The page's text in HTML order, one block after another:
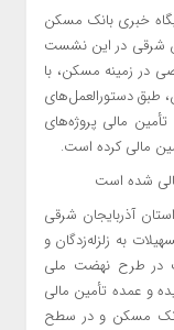
خبری بانک مسکن
شرقی در این نشست
در زمینه مسکن، با
طبق دستورالعمل‌های
تأمین مالی پروژه‌های
مالی کرده است.
شده است
آذربایجان شرقی
به زلزله‌زدگان و
در طرح نهضت ملی
و عمده تأمین مالی
مسکن و در سطح